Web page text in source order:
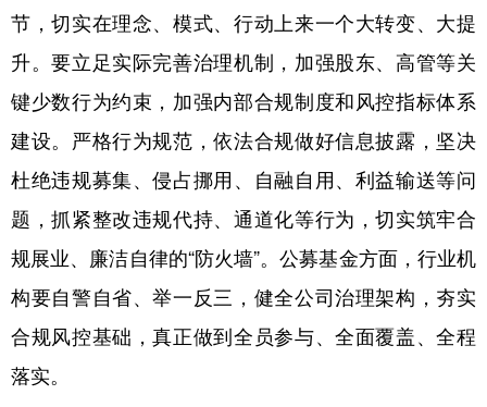
地方频道
辽宁 吉林 上海 江苏
浙江 安徽 福建 江西
山东 河南 湖北 湖南
广东 广西 海南 重庆
四川 贵州 云南 西藏
节，切实在理念、模式、行动上来一个大转变、大提
升。要立足实际完善治理机制，加强股东、高管等关
键少数行为约束，加强内部合规制度和风控指标体系
建设。严格行为规范，依法合规做好信息披露，坚决
杜绝违规募集、侵占挪用、自融自用、利益输送等问
题，抓紧整改违规代持、通道化等行为，切实筑牢合
规展业、廉洁自律的“防火墙”。公募基金方面，行业机
构要自警自省、举一反三，健全公司治理架构，夯实
合规风控基础，真正做到全员参与、全面覆盖、全程
落实。